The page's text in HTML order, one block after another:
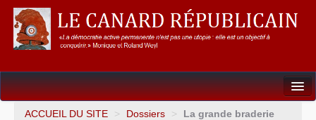
Dossiers
ACCUEIL DU SITE > Dossiers > La grande braderie